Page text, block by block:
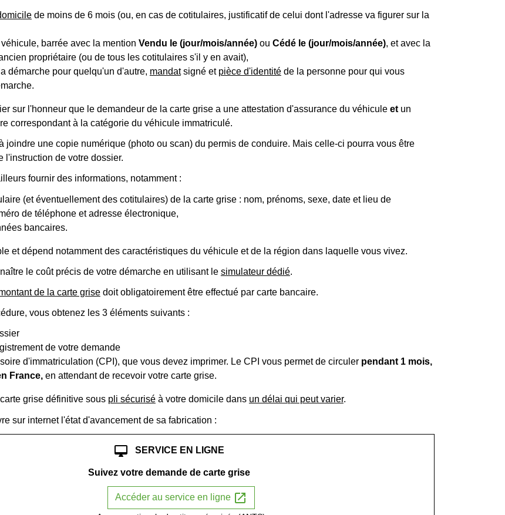
de moins de 6 mois (ou, en cas de cotitulaires, justificatif de celui dont l'adresse va figurer sur la
barrée avec la mention Vendu le (jour/mois/année)ou Cédé le (jour/mois/année), et avec la
propriétaire (ou de tous les cotitulaires s'il y en avait),
démarche pour quelqu'un d'autre, mandatsigné et pièce d'identitéde la personne pour qui vous
sur l'honneur que le demandeur de la carte grise a une attestation d'assurance du véhicule etun
correspondant à la catégorie du véhicule immatriculé.
joindre une copie numérique (photo ou scan) du permis de conduire. Mais celle-ci pourra vous être
l'instruction de votre dossier.
fournir des informations, notamment :
(et éventuellement des cotitulaires) de la carte grise : nom, prénoms, sexe, date et lieu de
de téléphone et adresse électronique,
bancaires.
et dépend notamment des caractéristiques du véhicule et de la région dans laquelle vous vivez.
le coût précis de votre démarche en utilisant le simulateur dédié.
de la carte grisedoit obligatoirement être effectué par carte bancaire.
vous obtenez les 3 éléments suivants :
de votre demande
d'immatriculation (CPI), que vous devez imprimer. Le CPI vous permet de circuler pendant 1 mois,
France,en attendant de recevoir votre carte grise.
grise définitive sous pli sécuriséà votre domicile dans un délai qui peut varier.
sur internet l'état d'avancement de sa fabrication :
desktop_mac SERVICE EN LIGNE
Suivez votre demande de carte grise
Accéder au service en ligne open_in_new